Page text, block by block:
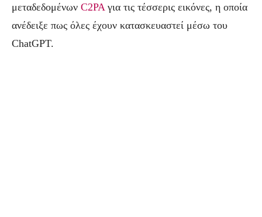
μεταδεδομένων C2PA για τις τέσσερις εικόνες, η οποία
ανέδειξε πως όλες έχουν κατασκευαστεί μέσω του
ChatGPT.